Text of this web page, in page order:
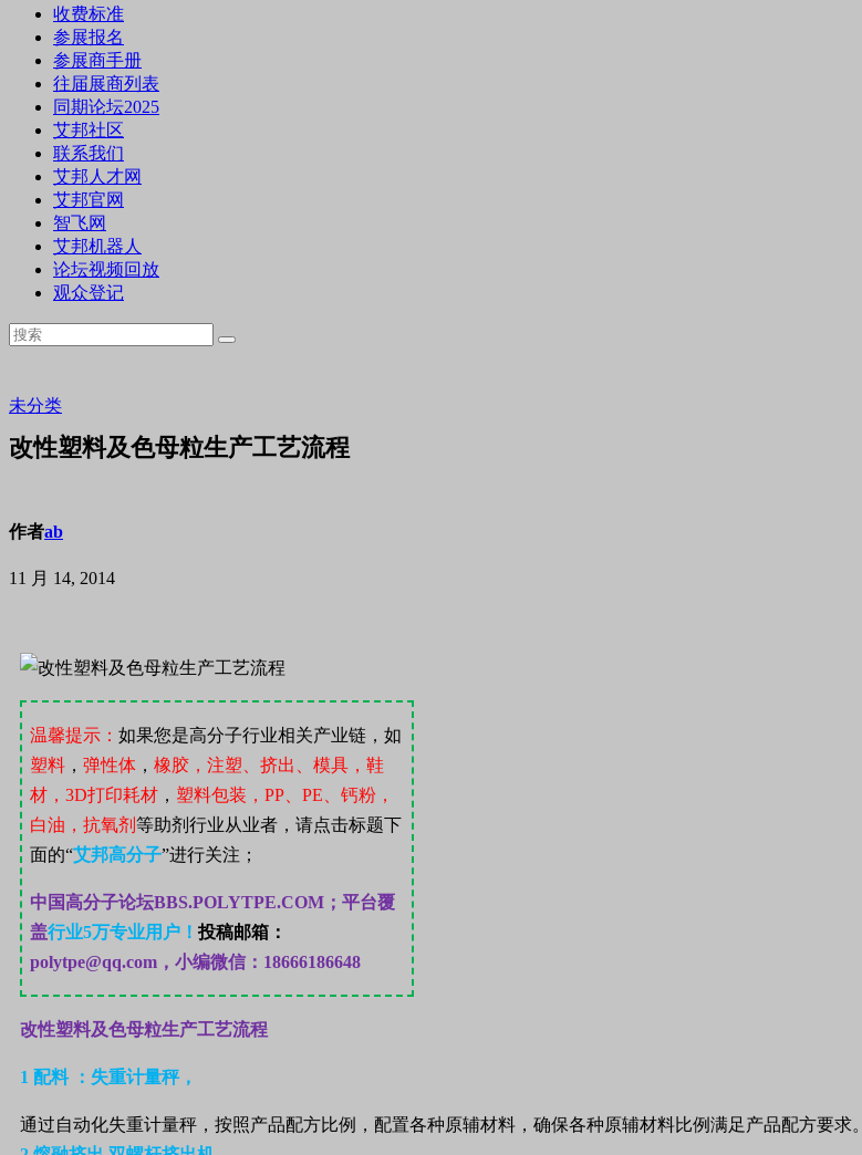
收费标准
参展报名
参展商手册
往届展商列表
同期论坛2025
艾邦社区
联系我们
艾邦人才网
艾邦官网
智飞网
艾邦机器人
论坛视频回放
观众登记
未分类
改性塑料及色母粒生产工艺流程
作者ab
11 月 14, 2014
温馨提示： 如果您是高分子行业相关产业链，如
塑料 ， 弹性体 ， 橡胶，注塑、挤出、模具，鞋
材， 3D打印耗材 ， 塑料包装， PP PE 、钙粉，
白油，抗氧剂 等助剂行业从业者，请点击标题下
面的“艾邦高分子”进行关注；
中国高分子论坛BBS.POLYTPE.COM； 平台覆
盖行业5万专业用户！ 投稿邮箱：
polytpe@qq.com，小编微信：18666186648
改性塑料及色母粒生产工艺流程
1 配料 ：失重计量秤，
通过自动化失重计量秤，按照产品配方比例，配置各种原辅材料，确保各种原辅材料比例满足产品配方要求。